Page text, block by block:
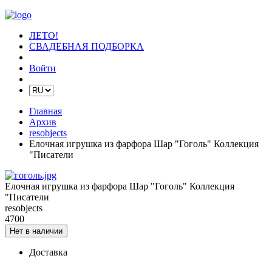
ЛЕТО!
СВАДЕБНАЯ ПОДБОРКА
Войти
Главная
Архив
resobjects
Елочная игрушка из фарфора Шар "Гоголь" Коллекция
"Писатели
Елочная игрушка из фарфора Шар "Гоголь" Коллекция
"Писатели
resobjects
4700
Нет в наличии
Доставка